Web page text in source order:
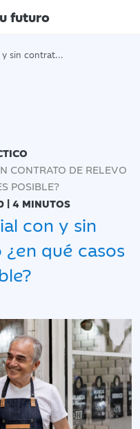
futuro
qué casos es posible?
CONTRATO DE RELEVO
POSIBLE?
| 4 MINUTOS
con y sin
qué casos